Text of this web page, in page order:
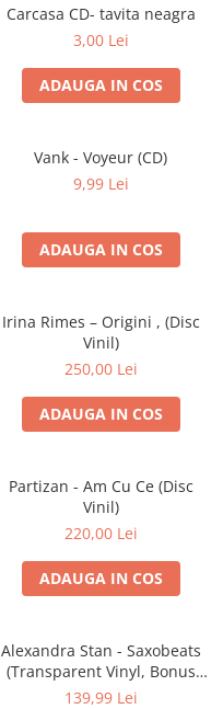
Carcasa CD- tavita neagra
3,00 Lei
ADAUGA IN COS
Vank - Voyeur (CD)
9,99 Lei
ADAUGA IN COS
Irina Rimes – Origini , (Disc
Vinil)
250,00 Lei
ADAUGA IN COS
Partizan - Am Cu Ce (Disc
Vinil)
220,00 Lei
ADAUGA IN COS
Alexandra Stan - Saxobeats
(Transparent Vinyl, Bonus
Tracks) ) (Disc Vinil)
139,99 Lei